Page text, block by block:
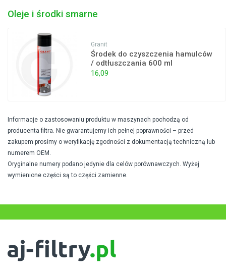
Oleje i środki smarne
Granit
Środek do czyszczenia hamulców
/ odtłuszczania 600 ml
16,09
Informacje o zastosowaniu produktu w maszynach pochodzą od
producenta filtra. Nie gwarantujemy ich pełnej poprawności – przed
zakupem prosimy o weryfikację zgodności z dokumentacją techniczną lub
numerem OEM.
Oryginalne numery podano jedynie dla celów porównawczych. Wyżej
wymienione części są to części zamienne.